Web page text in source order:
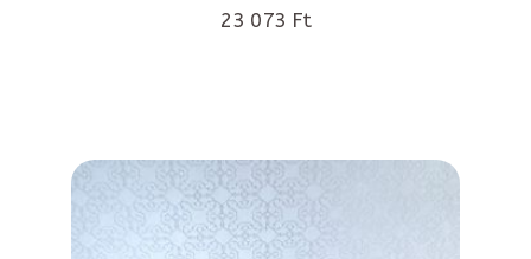
23 073 Ft